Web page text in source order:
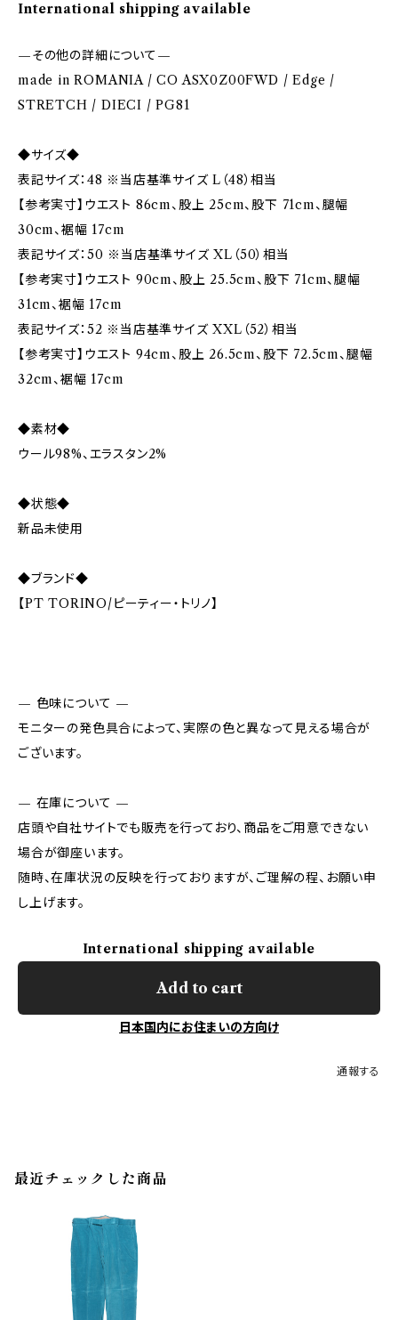
International shipping available
—その他の詳細について—
made in ROMANIA / CO ASX0Z00FWD / Edge /
STRETCH / DIECI / PG81
◆サイズ◆
表記サイズ：48 ※当店基準サイズ L（48）相当
【参考実寸】ウエスト 86cm、股上 25cm、股下 71cm、腿幅
30cm、裾幅 17cm
表記サイズ：50 ※当店基準サイズ XL（50）相当
【参考実寸】ウエスト 90cm、股上 25.5cm、股下 71cm、腿幅
31cm、裾幅 17cm
表記サイズ：52 ※当店基準サイズ XXL（52）相当
【参考実寸】ウエスト 94cm、股上 26.5cm、股下 72.5cm、腿幅
32cm、裾幅 17cm
◆素材◆
ウール98%、エラスタン2%
◆状態◆
新品未使用
◆ブランド◆
【PT TORINO/ピーティー・トリノ】
— 色味について —
モニターの発色具合によって、実際の色と異なって見える場合が
ございます。
— 在庫について —
店頭や自社サイトでも販売を行っており、商品をご用意できない
場合が御座います。
随時、在庫状況の反映を行っておりますが、ご理解の程、お願い申
し上げます。
International shipping available
Add to cart
日本国内にお住まいの方向け
通報する
最近チェックした商品